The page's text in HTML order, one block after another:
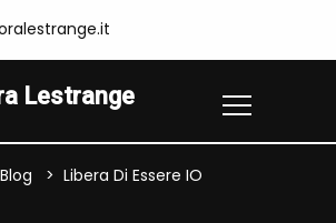
Lestrange
Blog Libera Di Essere IO